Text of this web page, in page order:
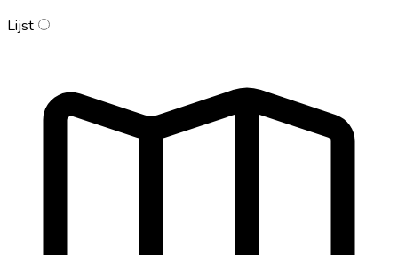
Lijst